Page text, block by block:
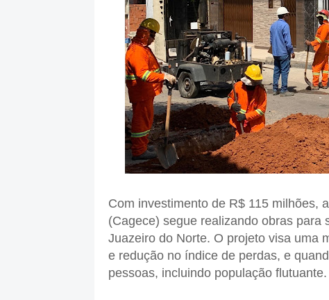
Com investimento de R$ 115 milhões,
(Cagece) segue realizando obras
Juazeiro do Norte. O projeto visa uma
e redução no índice de perdas, e
pessoas, incluindo população flutuante.